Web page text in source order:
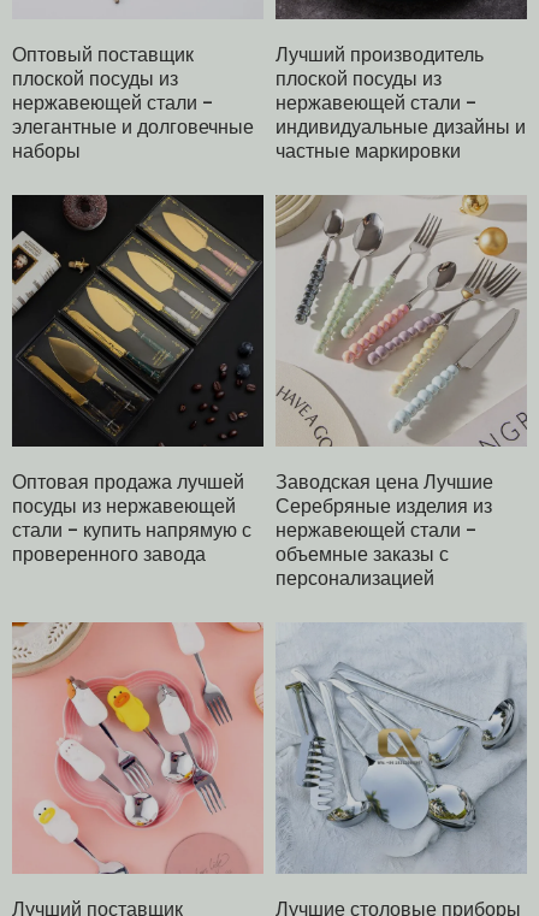
Оптовый поставщик
плоской посуды из
нержавеющей стали -
элегантные и долговечные
наборы
Лучший производитель
плоской посуды из
нержавеющей стали -
индивидуальные дизайны и
частные маркировки
Оптовая продажа лучшей
посуды из нержавеющей
стали - купить напрямую с
проверенного завода
Заводская цена Лучшие
Серебряные изделия из
нержавеющей стали -
объемные заказы с
персонализацией
Лучший поставщик Лучшие столовые приборы